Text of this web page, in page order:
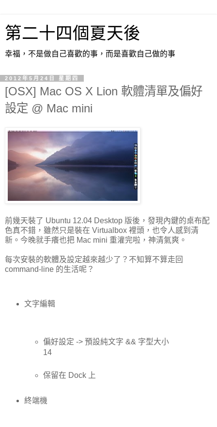
第二十四個夏天後
幸福，不是做自己喜歡的事，而是喜歡自己做的事
2012年5月24日 星期四
[OSX] Mac OS X Lion 軟體清單及偏好
設定 @ Mac mini
前幾天裝了 Ubuntu 12.04 Desktop 版後，發現內鍵的桌布配
色真不錯，雖然只是裝在 Virtualbox 裡頭，也令人感到清
新。今晚就手癢也把 Mac mini 重灌完啦，神清氣爽。
每次安裝的軟體及設定越來越少了？不知算不算走回
command-line 的生活呢？
文字編輯
偏好設定 -> 預設純文字 && 字型大小
14
保留在 Dock 上
終端機